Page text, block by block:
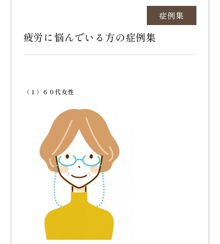
疲労に悩んでいる方の症例集
症例集
（１）６０代女性